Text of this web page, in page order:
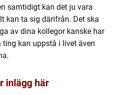
samtidigt kan det ju vara
kan ta sig därifrån. Det ska
av dina kollegor kanske har
kan uppstå i livet även
inlägg här